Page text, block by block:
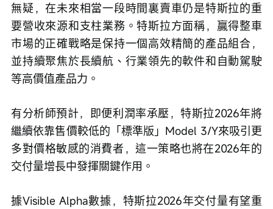
無疑，在未來相當一段時間裏賣車仍是特斯拉的重
要營收來源和支柱業務。特斯拉方面稱，贏得整車
市場的正確戰略是保持一個高效精簡的產品組合，
並持續聚焦於長續航、行業領先的軟件和自動駕駛
等高價值產品力。
有分析師預計，即便利潤率承壓，特斯拉2026年將
繼續依靠售價較低的「標準版」Model 3/Y來吸引更
多對價格敏感的消費者，這一策略也將在2026年的
交付量增長中發揮關鍵作用。
據Visible Alpha數據，特斯拉2026年交付量有望重